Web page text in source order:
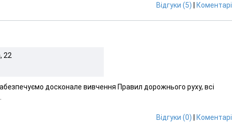
Відгуки (5) Коментарі
22
досконале вивчення Правил дорожнього руху, всі
Відгуки (0) Коментарі